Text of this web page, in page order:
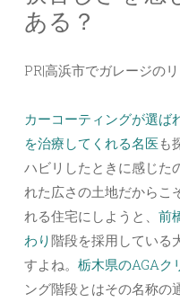
ある？
PR|高浜市でガレージの
カーコーティングが選ば
を治療してくれる名医 も
ハビリしたときに感じた
れた広さの土地だからこ
れる住宅にしようと、 前
わり階段を採用している
すよね。 栃木県のAGAク
ング階段とはその名称の